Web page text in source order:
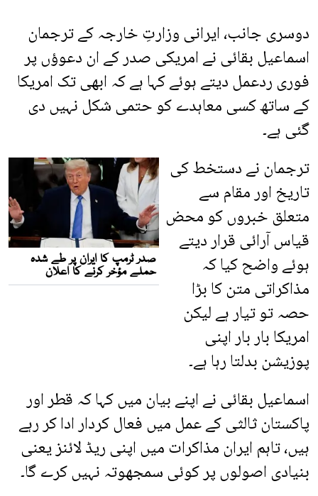
دوسری جانب، ایرانی وزارتِ خارجہ کے ترجمان
اسماعیل بقائی نے امریکی صدر کے ان دعوؤں پر
فوری ردعمل دیتے ہوئے کہا ہے کہ ابھی تک امریکا
کے ساتھ کسی معاہدے کو حتمی شکل نہیں دی
گئی ہے۔
ترجمان نے دستخط کی
تاریخ اور مقام سے
متعلق خبروں کو محض
قیاس آرائی قرار دیتے
ہوئے واضح کیا کہ
مذاکراتی متن کا بڑا
حصہ تو تیار ہے لیکن
امریکا بار بار اپنی
پوزیشن بدلتا رہا ہے۔
اسماعیل بقائی نے اپنے بیان میں کہا کہ قطر اور
پاکستان ثالثی کے عمل میں فعال کردار ادا کر رہے
ہیں، تاہم ایران مذاکرات میں اپنی ریڈ لائنز یعنی
بنیادی اصولوں پر کوئی سمجھوتہ نہیں کرے گا۔